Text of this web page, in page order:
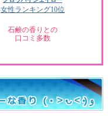
女性ランキング10位
石鹸の香りとの
口コミ多数